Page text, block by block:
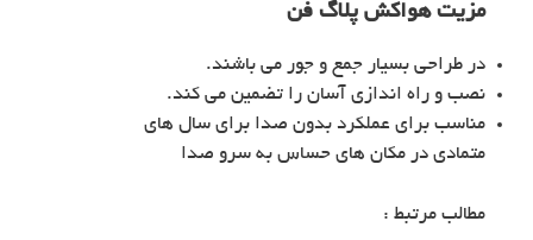
مزیت هواکش پلاگ فن
در طراحی بسیار جمع و جور می باشند.
نصب و راه اندازی آسان را تضمین می کند.
مناسب برای عملکرد بدون صدا برای سال های
متمادی در مکان های حساس به سرو صدا
مطالب مرتبط :